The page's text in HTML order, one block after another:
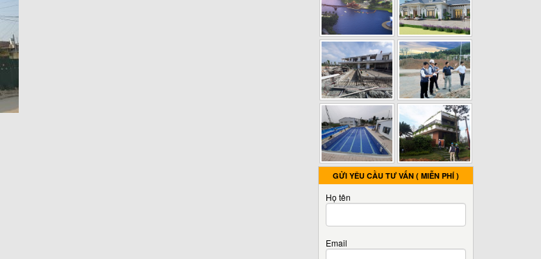
GỬI YÊU CẦU TƯ VẤN ( MIỄN PHÍ )
Họ tên
Email